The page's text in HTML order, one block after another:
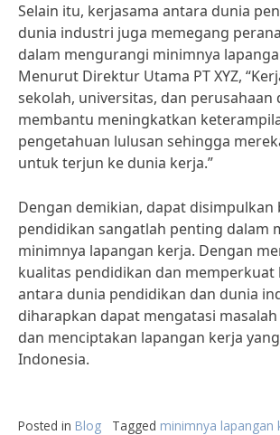
Selain itu, kerjasama antara dunia
dunia industri juga memegang
dalam mengurangi minimnya
Menurut Direktur Utama PT XYZ,
sekolah, universitas, dan perusahaan
membantu meningkatkan
pengetahuan lulusan sehingga
untuk terjun ke dunia kerja.”
Dengan demikian, dapat disimpulkan
pendidikan sangatlah penting dalam
minimnya lapangan kerja. Dengan
kualitas pendidikan dan memperkuat
antara dunia pendidikan dan dunia
diharapkan dapat mengatasi
dan menciptakan lapangan kerja
Indonesia.
Posted in Blog Tagged minimnya lapangan